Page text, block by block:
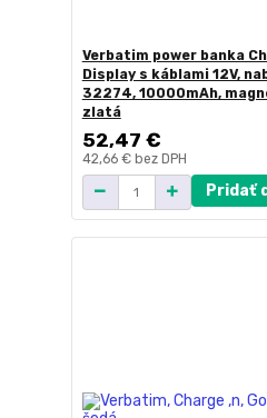
Verbatim power banka
Display s káblami 12V,
32274, 10000mAh,
zlatá
52,47 €
42,66 € bez DPH
Pridať